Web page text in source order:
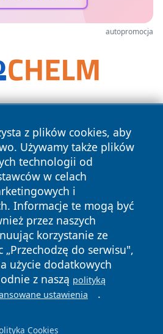
autopromocja
z plików cookies, aby
Używamy także plików
technologii od
w celach
i
Informacje te mogą być
przez naszych
korzystanie ze
do serwisu",
użycie dodatkowych
z naszą polityką
ustawienia .
Cookies
Wszystkie prawa
Polityka
Cookies